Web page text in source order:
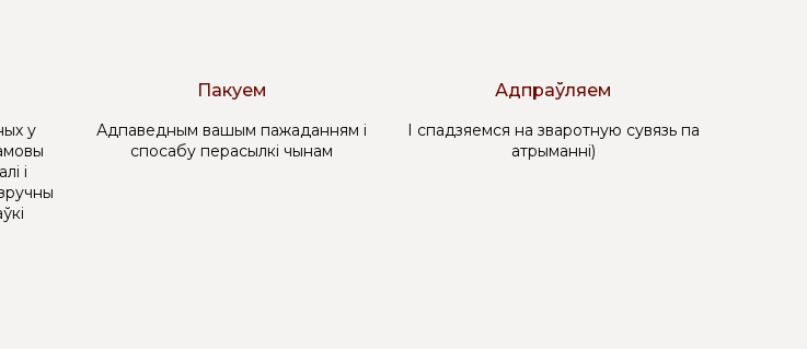
у
і
Пакуем
Адпаведным вашым пажаданням і
спосабу перасылкі чынам
Адпраўляем
І спадзяемся на зваротную сувязь па
атрыманні)